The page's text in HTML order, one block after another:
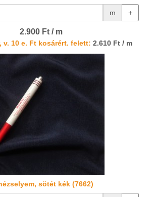
m +
2.900 Ft / m
v. 10 e. Ft kosárért. felett: 2.610 Ft / m
sötét kék (7662)